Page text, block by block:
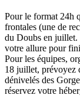
Pour le format 24h
frontales (une de
du Doubs en juillet.
votre allure pour
Pour les équipes,
18 juillet, prévoyez
dénivelés des
réservez votre